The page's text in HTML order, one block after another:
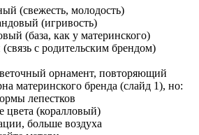
(свежесть, молодость)
(игривость)
(база, как у материнского)
с родительским брендом)
орнамент, повторяющий
материнского бренда (слайд 1), но:
лепестков
цвета (коралловый)
больше воздуха